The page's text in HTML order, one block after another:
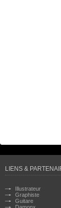
LIENS &
Illustrateur
Graphiste
Guitare